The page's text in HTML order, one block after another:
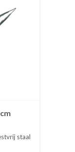
staal